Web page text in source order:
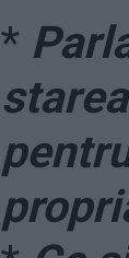
*